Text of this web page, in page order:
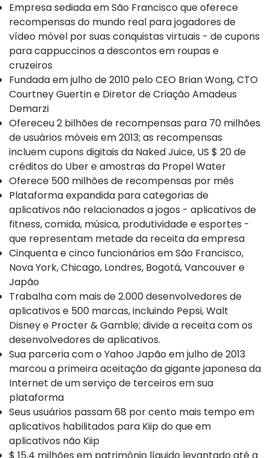
Empresa sediada em São Francisco que oferece
recompensas do mundo real para jogadores de
vídeo móvel por suas conquistas virtuais - de cupons
para cappuccinos a descontos em roupas e
cruzeiros
Fundada em julho de 2010 pelo CEO Brian Wong, CTO
Courtney Guertin e Diretor de Criação Amadeus
Demarzi
Ofereceu 2 bilhões de recompensas para 70 milhões
de usuários móveis em 2013; as recompensas
incluem cupons digitais da Naked Juice, US $ 20 de
créditos do Uber e amostras da Propel Water
Oferece 500 milhões de recompensas por mês
Plataforma expandida para categorias de
aplicativos não relacionados a jogos - aplicativos de
fitness, comida, música, produtividade e esportes -
que representam metade da receita da empresa
Cinquenta e cinco funcionários em São Francisco,
Nova York, Chicago, Londres, Bogotá, Vancouver e
Japão
Trabalha com mais de 2.000 desenvolvedores de
aplicativos e 500 marcas, incluindo Pepsi, Walt
Disney e Procter & Gamble; divide a receita com os
desenvolvedores de aplicativos.
Sua parceria com o Yahoo Japão em julho de 2013
marcou a primeira aceitação da gigante japonesa da
Internet de um serviço de terceiros em sua
plataforma
Seus usuários passam 68 por cento mais tempo em
aplicativos habilitados para Kiip do que em
aplicativos não Kiip